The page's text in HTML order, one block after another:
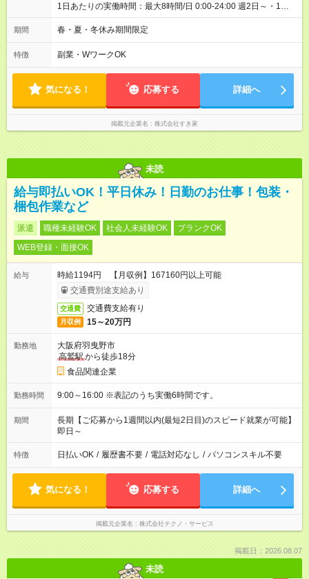
1日あたりの実働時間：最大8時間/日 0:00-24:00 週2日～・1日
2h～OK ＜シフト例＞ 〇朝帯 5:00-9:00 〇昼帯 9:00-14:00 〇午
後帯 14:00-18:00 〇夜帯 18:00-22:00 〇深夜帯 22:00-翌5:00 基
ます♪
期間 春・夏・冬休み期間限定
特徴 副業・WワークOK
気になる！ 応募する 詳細へ
掲載元企業名 株式会社すき家
未読
給与即払いOK！平日休み！日勤のお仕事！包装・
梱包作業など
派遣 職種未経験OK 社会人未経験OK
ブランクOK
WEB登録・面接OK
給与
時給1194円 【月収例】167160円以上可能
交通費別途支給あり
交通費 交通費支給有り
月収例 15～20万円
勤務地
大阪府羽曳野市
高鷲駅から徒歩18分
食品関連企業
勤務時間 9:00～16:00 ※表記のうち実働6時間です。
期間
長期【ご応募から1週間以内(最短2日目)のスピード就業が可能】
即日～
特徴 日払いOK / 履歴書不要 / 電話対応なし / パソコンスキル不要
気になる！ 応募する 詳細へ
掲載元企業名 株式会社テクノ・サービス
掲載日：2026.08.07
未読